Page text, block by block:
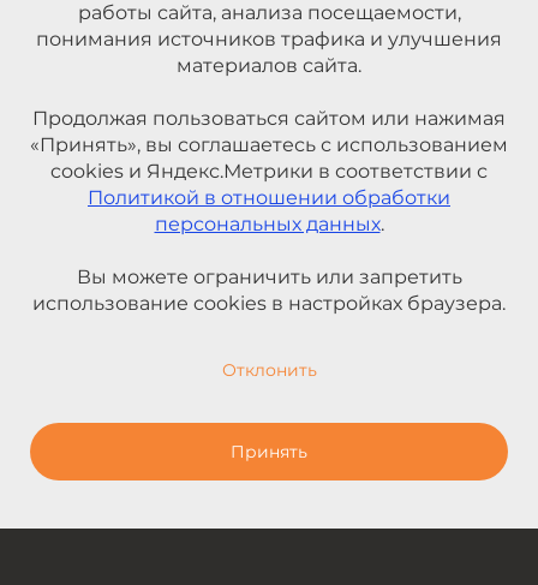
работы сайта, анализа посещаемости,
понимания источников трафика и улучшения
материалов сайта.
Продолжая пользоваться сайтом или нажимая
«Принять», вы соглашаетесь с использованием
cookies и Яндекс.Метрики в соответствии с
Политикой в отношении обработки
персональных данных.
Вы можете ограничить или запретить
использование cookies в настройках браузера.
Отклонить
Принять